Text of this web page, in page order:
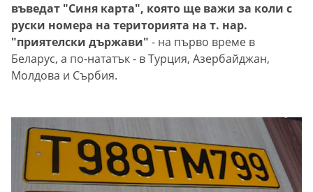
въведат "Синя карта", която ще важи за коли с
руски номера на територията на т. нар.
"приятелски държави" - на първо време в
Беларус, а по-нататък - в Турция, Азербайджан,
Молдова и Сърбия.